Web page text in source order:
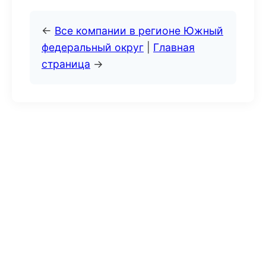
← Все компании в регионе Южный
федеральный округ
Главная
страница →